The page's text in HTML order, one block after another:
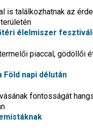
is találkozhatnak az
élelmiszer
piaccal,
napi délután
fontosságát